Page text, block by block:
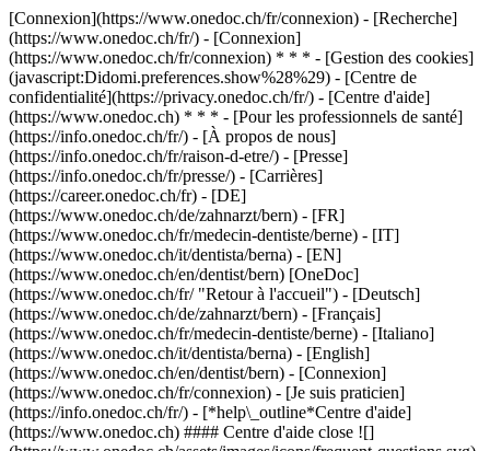
[Connexion](https://www.onedoc.ch/fr/connexion) - [Recherche]
(https://www.onedoc.ch/fr/) - [Connexion]
(https://www.onedoc.ch/fr/connexion) * * * - [Gestion des cookies]
(javascript:Didomi.preferences.show%28%29) - [Centre de
confidentialité](https://privacy.onedoc.ch/fr/) - [Centre d'aide]
(https://www.onedoc.ch) * * * - [Pour les professionnels de santé]
(https://info.onedoc.ch/fr/) - [À propos de nous]
(https://info.onedoc.ch/fr/raison-d-etre/) - [Presse]
(https://info.onedoc.ch/fr/presse/) - [Carrières]
(https://career.onedoc.ch/fr) - [DE]
(https://www.onedoc.ch/de/zahnarzt/bern) - [FR]
(https://www.onedoc.ch/fr/medecin-dentiste/berne) - [IT]
(https://www.onedoc.ch/it/dentista/berna) - [EN]
(https://www.onedoc.ch/en/dentist/bern) [OneDoc]
(https://www.onedoc.ch/fr/ "Retour à l'accueil") - [Deutsch]
(https://www.onedoc.ch/de/zahnarzt/bern) - [Français]
(https://www.onedoc.ch/fr/medecin-dentiste/berne) - [Italiano]
(https://www.onedoc.ch/it/dentista/berna) - [English]
(https://www.onedoc.ch/en/dentist/bern) - [Connexion]
(https://www.onedoc.ch/fr/connexion) - [Je suis praticien]
(https://info.onedoc.ch/fr/) - [*help\_outline*Centre d'aide]
(https://www.onedoc.ch) #### Centre d'aide close ![]